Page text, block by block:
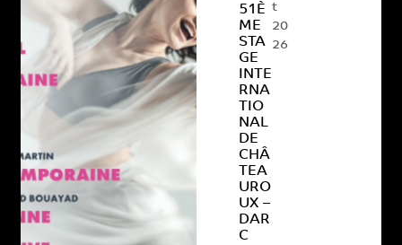
51È
ME
STA
GE
INTE
RNA
TIO
NAL
DE
CHÂ
TEA
URO
UX –
DAR
C
t
20
26